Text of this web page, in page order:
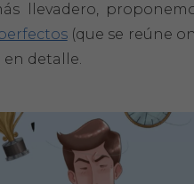
llevadero,
(que se reúne
en detalle.